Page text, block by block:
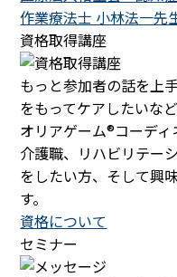
作業療法士 小林法一先
資格取得講座
もっと参加者の話を上
をもってケアしたいな
オリアゲーム®コーディ
介護職、リハビリテー
をしたい方、そして興
す。
資格について
セミナー